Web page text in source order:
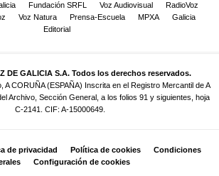
Fundación SRFL Voz Audiovisual
RadioVoz
Voz Natura Prensa-Escuela MPXA
Galicia
Editorial
DE GALICIA S.A. Todos los derechos reservados.
A CORUÑA (ESPAÑA) Inscrita en el Registro Mercantil de A
Archivo, Sección General, a los folios 91 y siguientes, hoja
C-2141. CIF: A-15000649.
de privacidad Política de cookies
Condiciones
Configuración de cookies